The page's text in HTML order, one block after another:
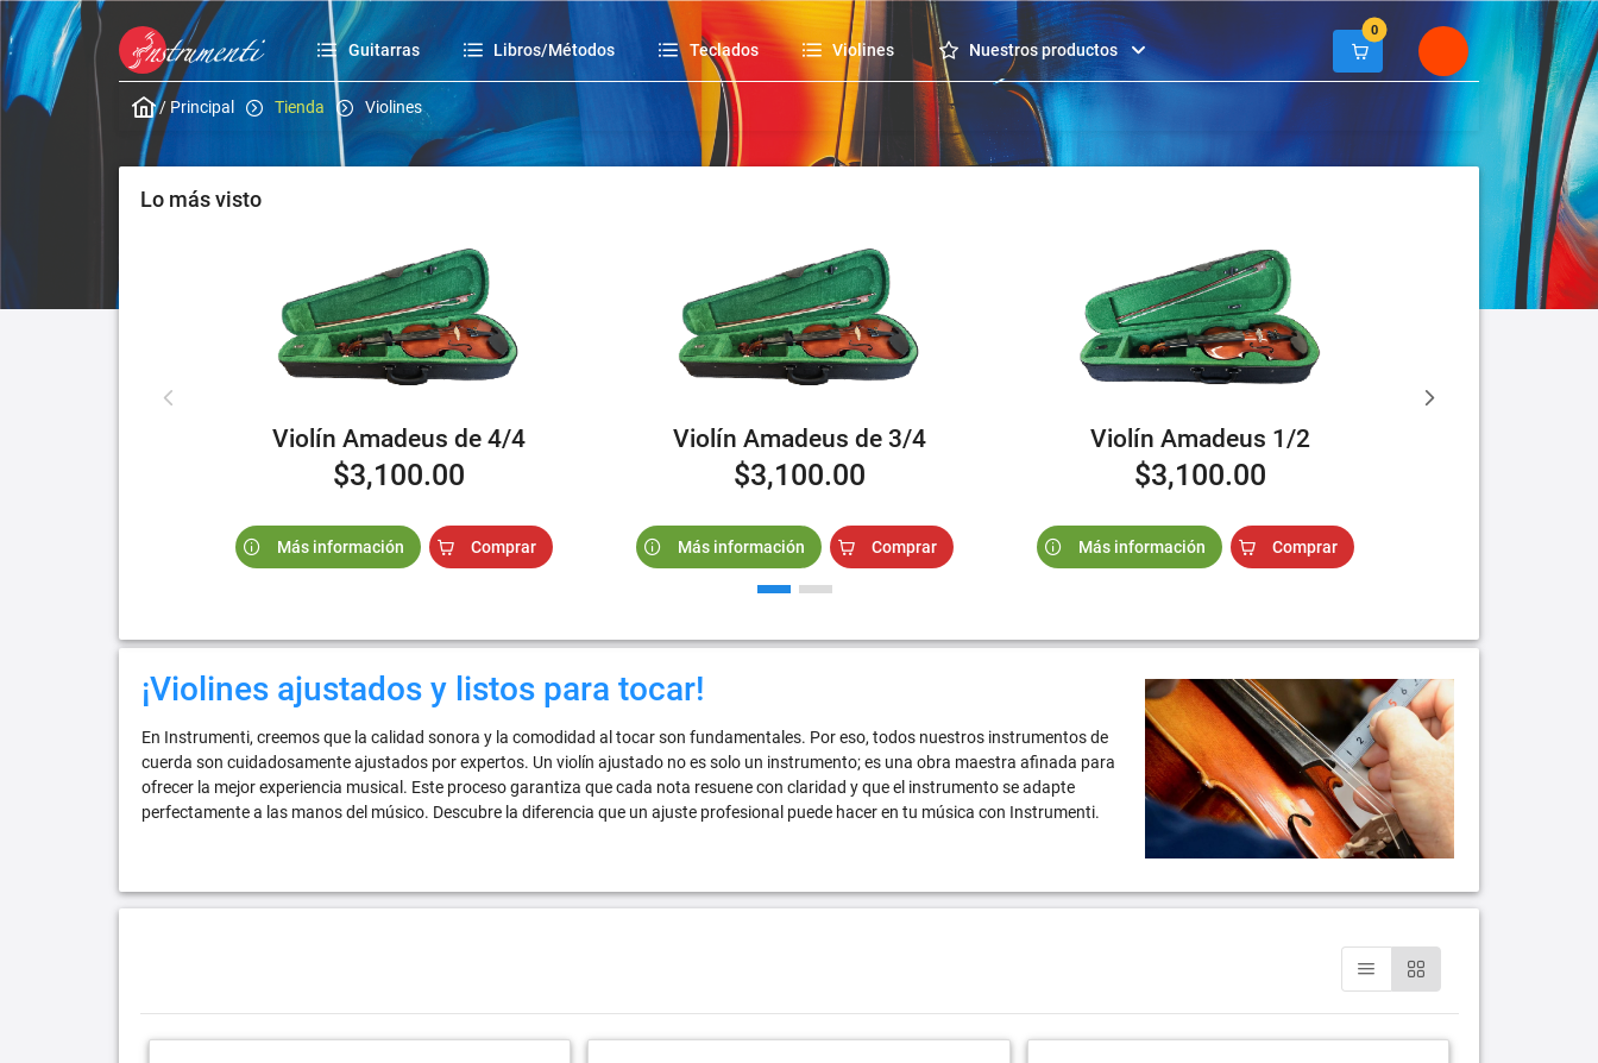
Guitarras Libros/Métodos Teclados Violines Nuestros productos
0
/ Principal Tienda Violines
Lo más visto
Violín Amadeus de 4/4
$3,100.00
Más información Comprar
Violín Amadeus de 3/4
$3,100.00
Más información Comprar
Violín Amadeus 1/2
$3,100.00
Más información Comprar
¡Violines ajustados y listos para tocar!
En Instrumenti, creemos que la calidad sonora y la comodidad al tocar son fundamentales. Por eso, todos nuestros instrumentos de
cuerda son cuidadosamente ajustados por expertos. Un violín ajustado no es solo un instrumento; es una obra maestra afinada para
ofrecer la mejor experiencia musical. Este proceso garantiza que cada nota resuene con claridad y que el instrumento se adapte
perfectamente a las manos del músico. Descubre la diferencia que un ajuste profesional puede hacer en tu música con Instrumenti.